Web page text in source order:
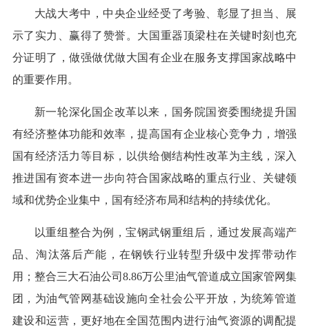
大战大考中，中央企业经受了考验、彰显了担当、展
示了实力、赢得了赞誉。大国重器顶梁柱在关键时刻也充
分证明了，做强做优做大国有企业在服务支撑国家战略中
的重要作用。
新一轮深化国企改革以来，国务院国资委围绕提升国
有经济整体功能和效率，提高国有企业核心竞争力，增强
国有经济活力等目标，以供给侧结构性改革为主线，深入
推进国有资本进一步向符合国家战略的重点行业、关键领
域和优势企业集中，国有经济布局和结构的持续优化。
以重组整合为例，宝钢武钢重组后，通过发展高端产
品、淘汰落后产能，在钢铁行业转型升级中发挥带动作
用；整合三大石油公司8.86万公里油气管道成立国家管网集
团，为油气管网基础设施向全社会公平开放，为统筹管道
建设和运营，更好地在全国范围内进行油气资源的调配提